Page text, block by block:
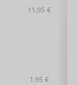
11,95 €
1,95 €